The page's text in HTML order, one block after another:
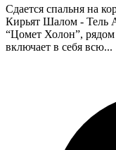
Сдается спальня на
Кирьят Шалом - Тель
“Цомет Холон”,
включает в себя всю...